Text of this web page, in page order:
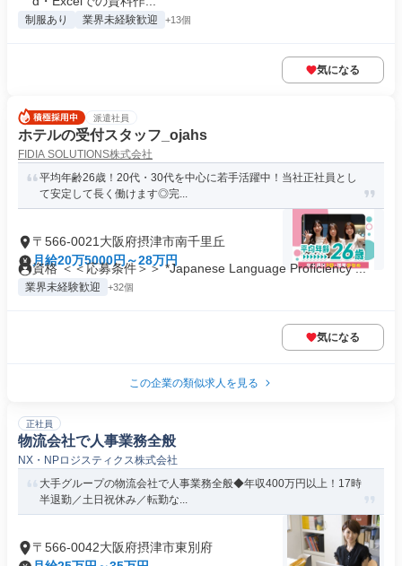
制服あり 業界未経験歓迎 +13個
気になる
派遣社員
ホテルの受付スタッフ_ojahs
FIDIA SOLUTIONS株式会社
平均年齢26歳！20代・30代を中心に若手活躍中！当社正社員とし
て安定して長く働けます◎完...
〒566-0021大阪府摂津市南千里丘
月給20万5000円～28万円
資格 ＜＜応募条件＞＞ *Japanese Language Proficiency ...
業界未経験歓迎 +32個
気になる
この企業の類似求人を見る
正社員
物流会社で人事業務全般
NX・NPロジスティクス株式会社
大手グループの物流会社で人事業務全般◆年収400万円以上！17時
半退勤／土日祝休み／転勤な...
〒566-0042大阪府摂津市東別府